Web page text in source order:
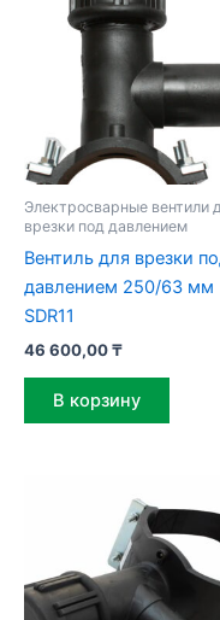
Электросварные вентили
врезки под давлением
Вентиль для врезки
давлением 250/63 мм
SDR11
46 600,00₸
В корзину